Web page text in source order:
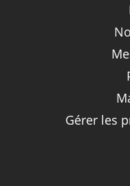
Gérer les